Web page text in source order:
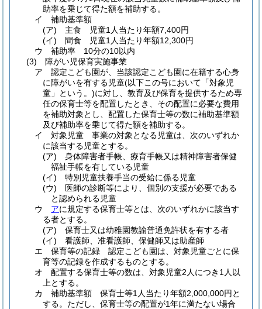
助率を乗じて得た額を補助する。
イ
補助基準額
(ア)
主食 児童1人当たり年額7,400円
(イ)
間食 児童1人当たり年額12,300円
ウ
補助率 10分の10以内
(3)
障がい児保育実施事業
ア
認定こども園が、当該認定こども園に在籍する心身
に障がいを有する児童(以下この号において「対象児
童」という。)に対し、教育及び保育を提供するため専
任の保育士等を配置したとき、その配置に必要な費用
を補助対象とし、配置した保育士等の数に補助基準額
及び補助率を乗じて得た額を補助する。
イ
対象児童 事業の対象となる児童は、次のいずれか
に該当する児童とする。
(ア)
身体障害者手帳、療育手帳又は精神障害者保健
福祉手帳を有している児童
(イ)
特別児童扶養手当の受給に係る児童
(ウ)
医師の診断等により、個別の支援が必要である
と認められる児童
ウ
アに規定する保育士等とは、次のいずれかに該当す
る者とする。
(ア)
保育士又は幼稚園教諭普通免許状を有する者
(イ)
看護師、准看護師、保健師又は助産師
エ
保育等の記録 認定こども園は、対象児童ごとに保
育等の記録を作成するものとする。
オ
配置する保育士等の数は、対象児童2人につき1人以
上とする。
カ
補助基準額 保育士等1人当たり年額2,000,000円と
する。 ただし、保育士等の配置が1年に満たない場合